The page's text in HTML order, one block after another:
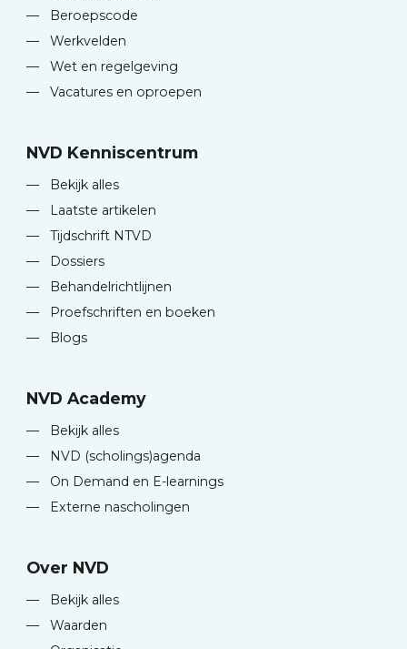
—
Beroepscode
—
Werkvelden
—
Wet en regelgeving
—
Vacatures en oproepen
NVD Kenniscentrum
—
Bekijk alles
—
Laatste artikelen
—
Tijdschrift NTVD
—
Dossiers
—
Behandelrichtlijnen
—
Proefschriften en boeken
—
Blogs
NVD Academy
—
Bekijk alles
—
NVD (scholings)agenda
—
On Demand en E-learnings
—
Externe nascholingen
Over NVD
—
Bekijk alles
—
Waarden